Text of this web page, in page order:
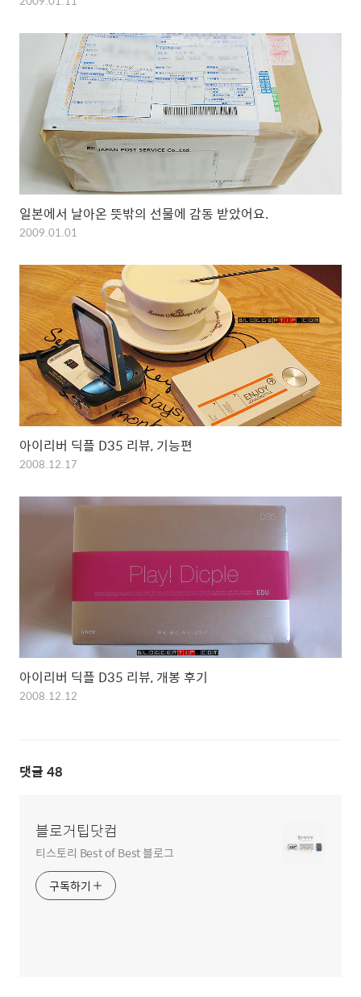
일본에서 날아온 뜻밖의 선물에 감동 받았어요.
2009.01.01
아이리버 딕플 D35 리뷰, 기능편
2008.12.17
아이리버 딕플 D35 리뷰, 개봉 후기
2008.12.12
댓글 48
블로거팁닷컴
티스토리 Best of Best 블로그
구독하기